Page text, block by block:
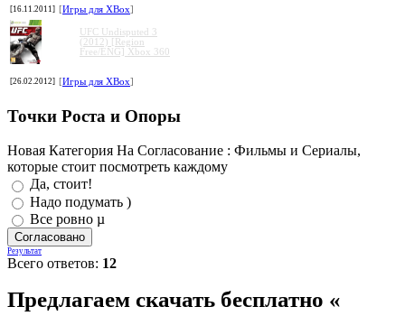
[16.11.2011] [Игры для XBox]
UFC Undisputed 3
(2012) [Region
Free/ENG] Xbox 360
[26.02.2012] [Игры для XBox]
Точки Роста и Опоры
Новая Категория На Согласование : Фильмы и Сериалы,
которые стоит посмотреть каждому
Да, стоит!
Надо подумать )
Все ровно µ
Результат
Всего ответов: 12